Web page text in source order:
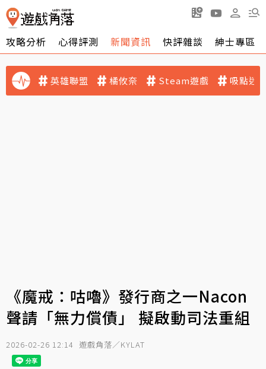
攻略分析 心得評測 新聞資訊 快評雜談 紳士專區
英雄聯盟 橘攸奈 Steam遊戲 吸點迷
《魔戒：咕嚕》發行商之一Nacon
聲請「無力償債」 擬啟動司法重組
2026-02-26 12:14 遊戲角落／KYLAT